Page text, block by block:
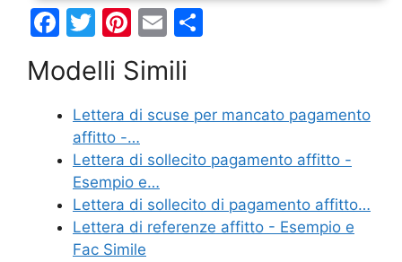
F
c
e
b
o
o
k
T
w
itt
er
Pi
nt
er
e
st
E
m
ai
l
di
di
Modelli Simili
Lettera di scuse per mancato pagamento
affitto -…
Lettera di sollecito pagamento affitto -
Esempio e…
Lettera di sollecito di pagamento affitto…
Lettera di referenze affitto - Esempio e
Fac Simile